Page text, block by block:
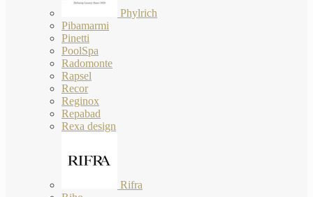
Phylrich
Pibamarmi
Pinetti
PoolSpa
Radomonte
Rapsel
Recor
Reginox
Repabad
Rexa design
Rifra